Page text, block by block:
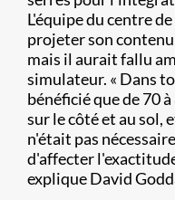
L'équipe du centre
projeter son
mais il aurait fallu
simulateur. « Dans
bénéficié que de 70
sur le côté et au sol,
n'était pas
d'affecter
explique David